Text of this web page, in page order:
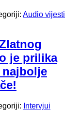
Audio vijesti
je prilika
najbolje
Intervjui